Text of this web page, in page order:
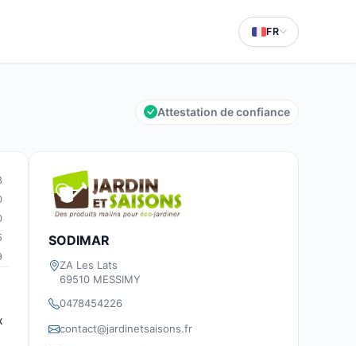
FR
Attestation de confiance
SODIMAR
ZA Les Lats
69510 MESSIMY
0478454226
contact@jardinetsaisons.fr